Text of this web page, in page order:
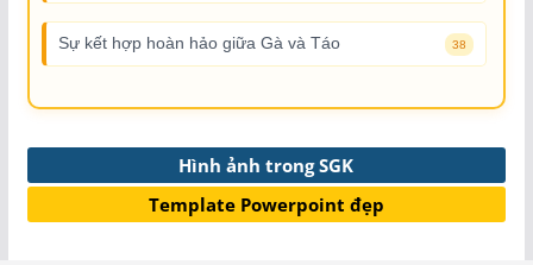
Sự kết hợp hoàn hảo giữa Gà và Táo 38
Hình ảnh trong SGK
Template Powerpoint đẹp